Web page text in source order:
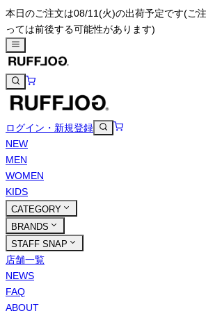
本日のご注文は08/11(火)の出荷予定です(ご
っては前後する可能性があります)
ログイン・新規登録
NEW
MEN
WOMEN
KIDS
CATEGORY
BRANDS
STAFF SNAP
店舗一覧
NEWS
FAQ
ABOUT